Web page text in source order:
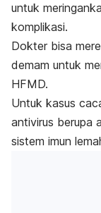
untuk
komplikasi.
Dokter bisa
demam untuk
HFMD.
Untuk kasus
antivirus berupa
sistem imun